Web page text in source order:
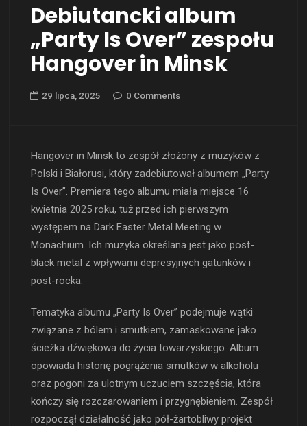
Debiutancki album
„Party Is Over” zespołu
Hangover in Minsk
29 lipca, 2025 0 Comments
Hangover in Minsk to zespół złożony z muzyków z
Polski i Białorusi, który zadebiutował albumem „Party
Is Over”. Premiera tego albumu miała miejsce 16
kwietnia 2025 roku, tuż przed ich pierwszym
występem na Dark Easter Metal Meeting w
Monachium. Ich muzyka określana jest jako post-
black metal z wpływami depresyjnych gatunków i
post-rocka.
Tematyka albumu „Party Is Over” podejmuje wątki
związane z bólem i smutkiem, zamaskowane jako
ścieżka dźwiękowa do życia towarzyskiego. Album
opowiada historię pogrążenia smutków w alkoholu
oraz pogoni za ulotnym uczuciem szczęścia, która
kończy się rozczarowaniem i przygnębieniem. Zespół
rozpoczął działalność jako pół-żartobliwy projekt